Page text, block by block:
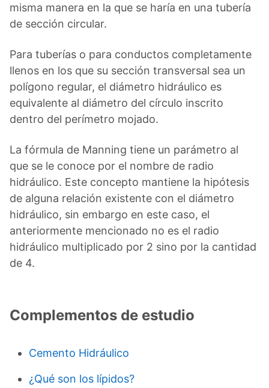
misma manera en la que se haría en una tubería
de sección circular.
Para tuberías o para conductos completamente
llenos en los que su sección transversal sea un
polígono regular, el diámetro hidráulico es
equivalente al diámetro del círculo inscrito
dentro del perímetro mojado.
La fórmula de Manning tiene un parámetro al
que se le conoce por el nombre de radio
hidráulico. Este concepto mantiene la hipótesis
de alguna relación existente con el diámetro
hidráulico, sin embargo en este caso, el
anteriormente mencionado no es el radio
hidráulico multiplicado por 2 sino por la cantidad
de 4.
Complementos de estudio
Cemento Hidráulico
¿Qué son los lípidos?